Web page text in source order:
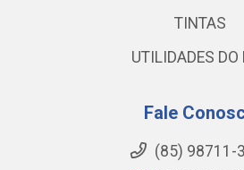
TINTAS
UTILIDADES DO
Fale
(85) 98711-